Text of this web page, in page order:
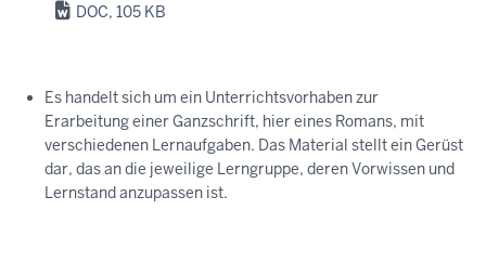
DOC, 105 KB
Es handelt sich um ein Unterrichtsvorhaben zur
Erarbeitung einer Ganzschrift, hier eines Romans, mit
verschiedenen Lernaufgaben. Das Material stellt ein Gerüst
dar, das an die jeweilige Lerngruppe, deren Vorwissen und
Lernstand anzupassen ist.